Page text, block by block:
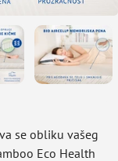
se obliku vašeg
Eco Health